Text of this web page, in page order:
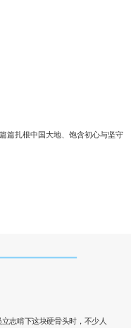
篇扎根中国大地、饱含初心与坚守
志啃下这块硬骨头时，不少人